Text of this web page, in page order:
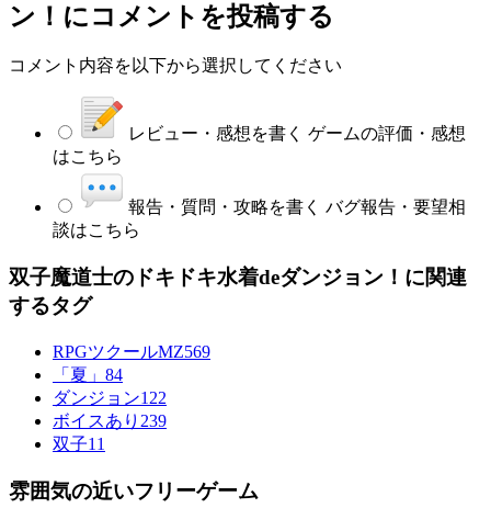
ン！ にコメントを投稿する
コメント内容を以下から選択してください
レビュー・感想を書く ゲームの評価・感想
はこちら
報告・質問・攻略を書く バグ報告・要望相
談はこちら
双子魔道士のドキドキ水着deダンジョン！に関連
するタグ
RPGツクールMZ569
「夏」 84
ダンジョン122
ボイスあり 239
双子11
雰囲気の近いフリーゲーム